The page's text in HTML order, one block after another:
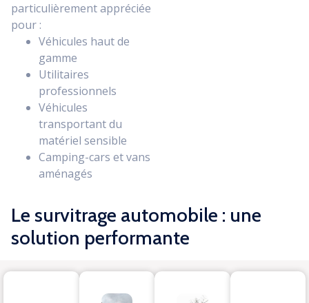
particulièrement appréciée
pour :
Véhicules haut de
gamme
Utilitaires
professionnels
Véhicules
transportant du
matériel sensible
Camping-cars et vans
aménagés
Le survitrage automobile : une
solution performante